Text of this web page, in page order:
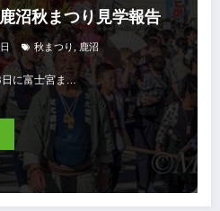
沼秋まつり見学報告
秋まつり, 鹿沼
に富士宮ま…